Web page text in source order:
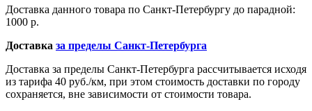
Доставка данного товара по Санкт-Петербургу до парадной:
1000 р.
Доставка за пределы Санкт-Петербурга
Доставка за пределы Санкт-Петербурга рассчитывается исходя
из тарифа 40 руб./км, при этом стоимость доставки по городу
сохраняется, вне зависимости от стоимости товара.